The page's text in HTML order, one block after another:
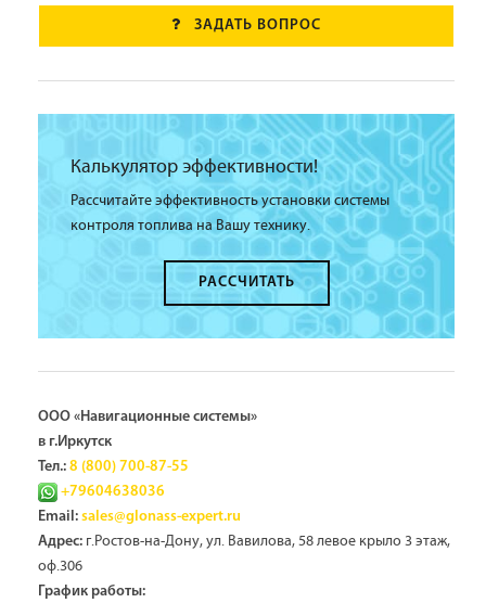
ЗАДАТЬ ВОПРОС
Калькулятор эффективности!
Рассчитайте эффективность установки системы
контроля топлива на Вашу технику.
РАССЧИТАТЬ
ООО «Навигационные системы»
в г.Иркутск
Тел.: 8 (800) 700-87-55
+79604638036
Email: sales@glonass-expert.ru
Адрес: г.Ростов-на-Дону, ул. Вавилова, 58 левое крыло 3 этаж,
оф.306
График работы: